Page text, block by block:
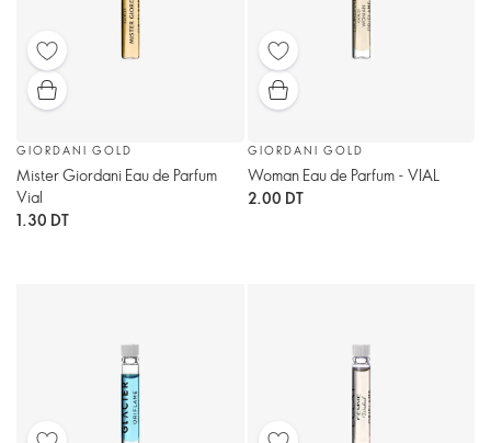
GIORDANI GOLD
Mister Giordani Eau de Parfum
Vial
1.30 DT
GIORDANI GOLD
Woman Eau de Parfum - VIAL
2.00 DT